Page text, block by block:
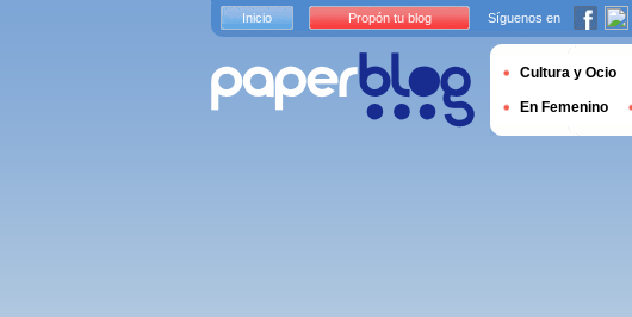
Inicio Propón tu blog Síguenos en
Cultura y Ocio
En Femenino